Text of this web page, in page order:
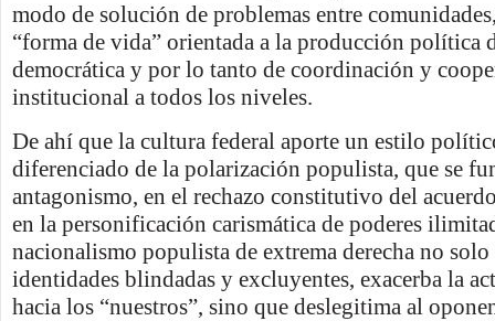
modo de solución de problemas entre
“forma de vida” orientada a la producción política
democrática y por lo tanto de coordinación y
institucional a todos los niveles.
De ahí que la cultura federal aporte un estilo
diferenciado de la polarización populista, que se
antagonismo, en el rechazo constitutivo del
en la personificación carismática de poderes
nacionalismo populista de extrema derecha no
identidades blindadas y excluyentes, exacerba la
hacia los “nuestros”, sino que deslegitima al